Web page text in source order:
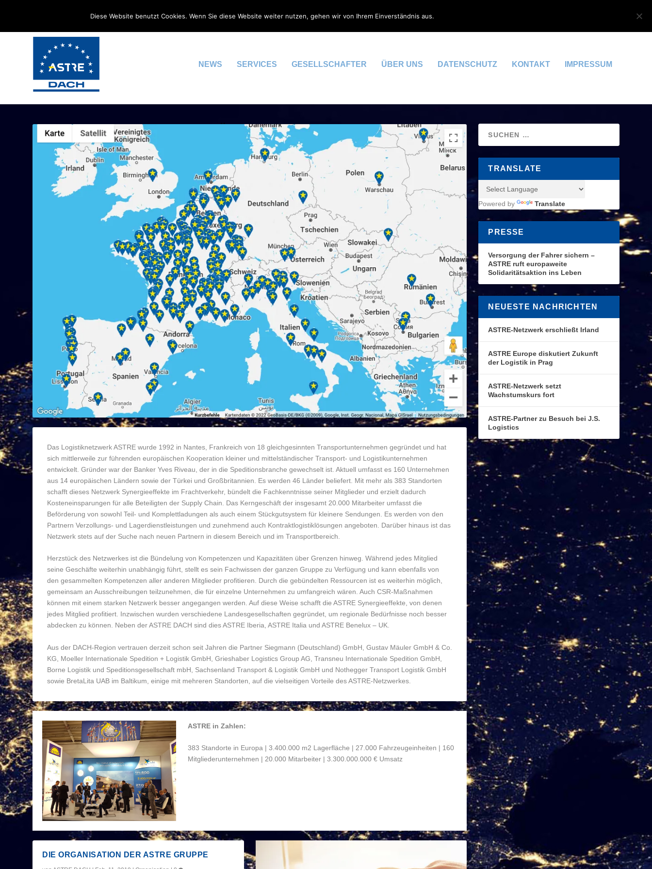
NEWS SERVICES GESELLSCHAFTER ÜBER UNS DATENSCHUTZ KONTAKT IMPRESSUM
SCHLAGWORT:SPEDITION MÄULER
Das Logistiknetzwerk ASTRE wurde 1992 in Nantes, Frankreich von 18 gleichgesinnten Transportunternehmen gegründet und hat
sich mittlerweile zur führenden europäischen Kooperation kleiner und mittelständischer Transport- und Logistikunternehmen
entwickelt. Gründer war der Banker Yves Riveau, der in die Speditionsbranche gewechselt ist. Aktuell umfasst es 160 Unternehmen
aus 14 europäischen Ländern sowie der Türkei und Großbritannien. Es werden 46 Länder beliefert. Mit mehr als 383 Standorten
schafft dieses Netzwerk Synergieeffekte im Frachtverkehr, bündelt die Fachkenntnisse seiner Mitglieder und erzielt dadurch
Kosteneinsparungen für alle Beteiligten der Supply Chain. Das Kerngeschäft der insgesamt 20.000 Mitarbeiter umfasst die
Beförderung von sowohl Teil- und Komplettladungen als auch einem Stückgutsystem für kleinere Sendungen. Es werden von den
Partnern Verzollungs- und Lagerdienstleistungen und zunehmend auch Kontraktlogistiklösungen angeboten. Darüber hinaus ist das
Netzwerk stets auf der Suche nach neuen Partnern in diesem Bereich und im Transportbereich.
Herzstück des Netzwerkes ist die Bündelung von Kompetenzen und Kapazitäten über Grenzen hinweg. Während jedes Mitglied
seine Geschäfte weiterhin unabhängig führt, stellt es sein Fachwissen der ganzen Gruppe zu Verfügung und kann ebenfalls von
den gesammelten Kompetenzen aller anderen Mitglieder profitieren. Durch die gebündelten Ressourcen ist es weiterhin möglich,
gemeinsam an Ausschreibungen teilzunehmen, die für einzelne Unternehmen zu umfangreich wären. Auch CSR-Maßnahmen
können mit einem starken Netzwerk besser angegangen werden. Auf diese Weise schafft die ASTRE Synergieeffekte, von denen
jedes Mitglied profitiert. Inzwischen wurden verschiedene Landesgesellschaften gegründet, um regionale Bedürfnisse noch besser
abdecken zu können. Neben der ASTRE DACH sind dies ASTRE Iberia, ASTRE Italia und ASTRE Benelux – UK.
Aus der DACH-Region vertrauen derzeit schon seit Jahren die Partner Siegmann (Deutschland) GmbH, Gustav Mäuler GmbH & Co.
KG, Moeller Internationale Spedition + Logistik GmbH, Grieshaber Logistics Group AG, Transneu Internationale Spedition GmbH,
Borne Logistik und Speditionsgesellschaft mbH, Sachsenland Transport & Logistik GmbH und Nothegger Transport Logistik GmbH
sowie BretaLita UAB im Baltikum, einige mit mehreren Standorten, auf die vielseitigen Vorteile des ASTRE-Netzwerkes.
ASTRE in Zahlen:
383 Standorte in Europa | 3.400.000 m2 Lagerfläche | 27.000 Fahrzeugeinheiten | 160
Mitgliederunternehmen | 20.000 Mitarbeiter | 3.300.000.000 € Umsatz
DIE ORGANISATION DER ASTRE GRUPPE
TRANSLATE
Powered by Translate
PRESSE
Versorgung der Fahrer sichern –
ASTRE ruft europaweite
Solidaritätsaktion ins Leben
NEUESTE NACHRICHTEN
ASTRE-Netzwerk erschließt Irland
ASTRE Europe diskutiert Zukunft
der Logistik in Prag
ASTRE-Netzwerk setzt
Wachstumskurs fort
ASTRE-Partner zu Besuch bei J.S.
Logistics
Diese Website benutzt Cookies. Wenn Sie diese Website weiter nutzen, gehen wir von Ihrem Einverständnis aus.